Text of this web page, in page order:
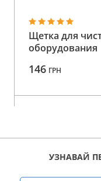
Щетка для
оборудования
146 ГРН
УЗНАВАЙ